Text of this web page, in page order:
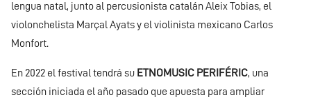
lengua natal, junto al percusionista catalán Aleix Tobias, el
violonchelista Marçal Ayats y el violinista mexicano Carlos
Monfort.
En 2022 el festival tendrá su ETNOMUSIC PERIFÉRIC, una
sección iniciada el año pasado que apuesta para ampliar